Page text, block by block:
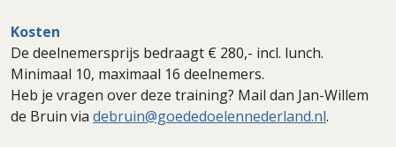
Kosten
De deelnemersprijs bedraagt € 280,- incl. lunch.
Minimaal 10, maximaal 16 deelnemers.
Heb je vragen over deze training? Mail dan Jan-Willem
de Bruin via debruin@goededoelennederland.nl.